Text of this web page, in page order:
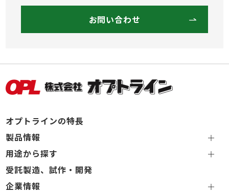
お問い合わせ
オプトラインの特長
製品情報
用途から探す
受託製造、試作・開発
企業情報